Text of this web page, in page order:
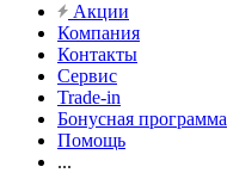
Акции
Компания
Контакты
Сервис
Trade-in
Бонусная программа
Помощь
...